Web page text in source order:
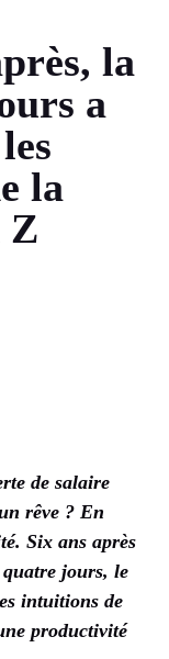
la
a
la
Z
de salaire
rêve ? En
Six ans après
quatre jours, le
intuitions de
productivité